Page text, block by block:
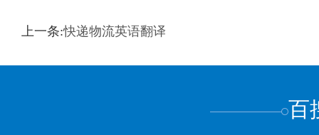
训翻译 标准级
上一条:快递物流英语翻译
百